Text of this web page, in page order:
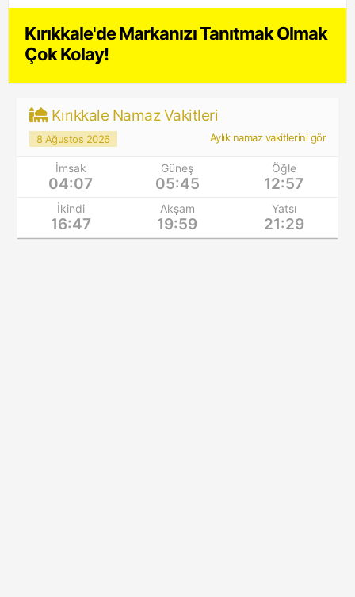
Kırıkkale'de Markanızı Tanıtmak Olmak
Çok Kolay!
Kırıkkale Namaz Vakitleri
8 Ağustos 2026 Aylık namaz vakitlerini gör
İmsak
04:07
Güneş
05:45
Öğle
12:57
İkindi
16:47
Akşam
19:59
Yatsı
21:29